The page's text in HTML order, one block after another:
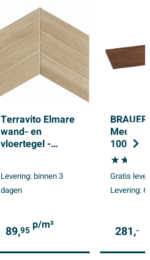
Terravito Elmare
wand- en
vloertegel -
Houtlook - Maple
Chevron Mat
Levering:binnen 3
dagen
89,95 p/m²
Medium
Forest
Gratis
Levering:6
281,-